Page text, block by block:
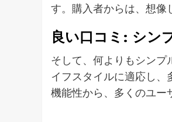
す。購入者からは、想像
良い口コミ: シン
そして、何よりもシンプ
イフスタイルに適応し
機能性から、多くのユー